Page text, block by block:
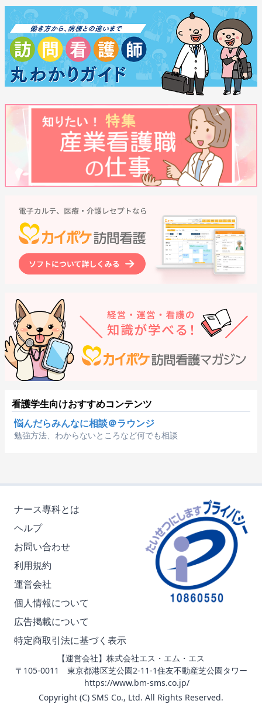
看護学生向けおすすめコンテンツ
悩んだらみんなに相談＠ラウンジ
勉強方法、わからないところなど何でも相談
ナース専科とは
ヘルプ
お問い合わせ
利用規約
運営会社
個人情報について
広告掲載について
特定商取引法に基づく表示
【運営会社】株式会社エス・エム・エス
〒105-0011 東京都港区芝公園2-11-1住友不動産芝公園タワー
https://www.bm-sms.co.jp/
Copyright (C) SMS Co., Ltd. All Rights Reserved.